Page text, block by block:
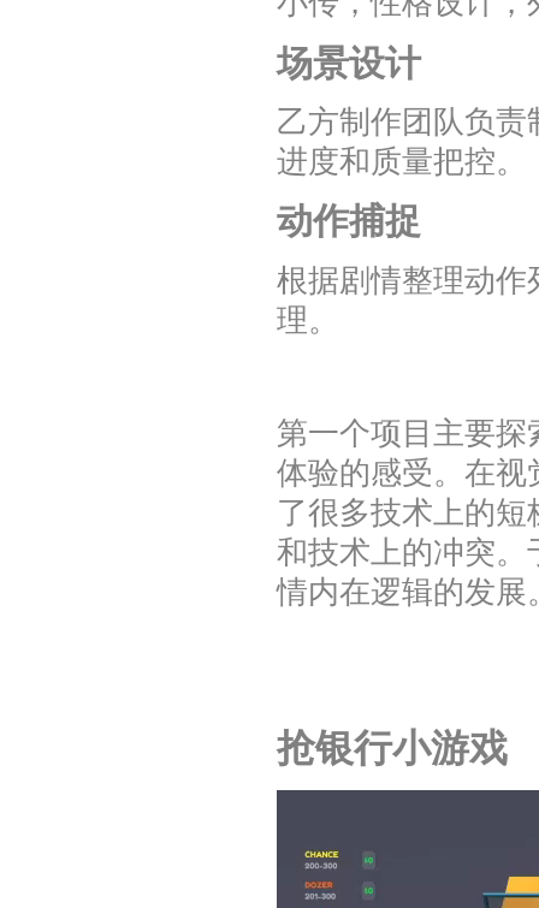
场景设计
乙方制作团队负
进度和质量把控。
动作捕捉
根据剧情整理动作
理。
第一个项目主要
体验的感受。在视
了很多技术上的
和技术上的冲突。
情内在逻辑的发展
抢银行小游戏